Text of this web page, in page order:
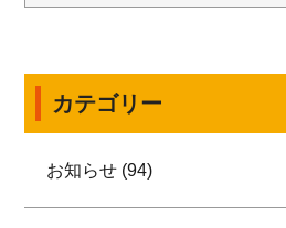
カテゴリー
お知らせ (94)